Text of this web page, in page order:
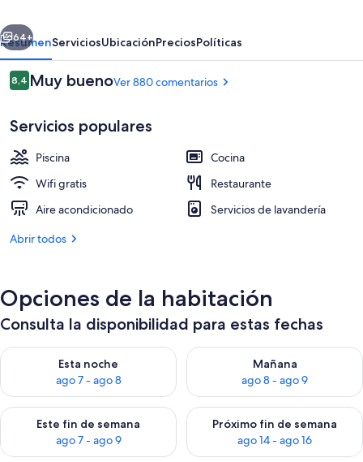
2 piscinas al aire libre, sombrillas,
Siguiente
64+
ResumenServiciosUbicaciónPreciosPolíticas
Comentarios
8,48,4 de 10
Muy buenoVer 880 comentarios
Servicios populares
Piscina
Cocina
Wifi gratis
Restaurante
Aire acondicionado
Servicios de lavandería
Abrir todos
Opciones de la habitación
Consulta la disponibilidad para estas fechas
Esta noche
ago 7 - ago 8
Consulta la disponibilidad para esta noche, ago 7 - ago 8
Mañana
ago 8 - ago 9
Consulta la disponibilidad
Este fin de semana
ago 7 - ago 9
Consulta la disponibilidad para este fin de semana, ago 7 -
Próximo fin de semana
ago 14 - ago 16
Consulta la disponibilidad